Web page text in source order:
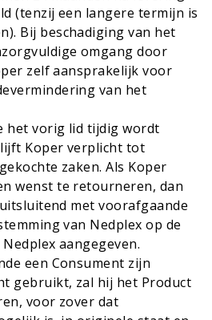
(tenzij een langere termijn is
Bij beschadiging van het
omgang door
zelf aansprakelijk voor
van het
het vorig lid tijdig wordt
Koper verplicht tot
zaken. Als Koper
wenst te retourneren, dan
met voorafgaande
van Nedplex op de
aangegeven.
een Consument zijn
gebruikt, zal hij het Product
voor zover dat